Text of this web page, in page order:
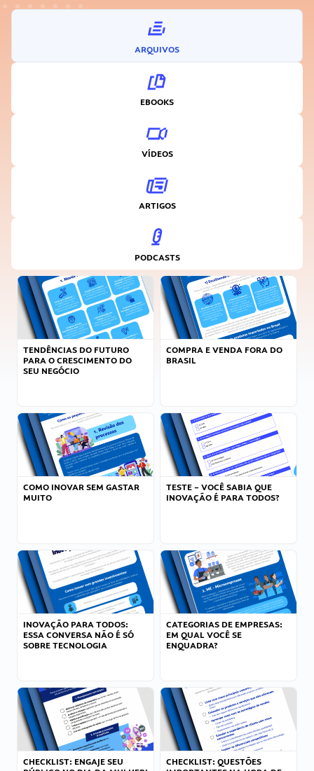
ARQUIVOS
EBOOKS
VÍDEOS
ARTIGOS
PODCASTS
TENDÊNCIAS DO FUTURO
PARA O CRESCIMENTO DO
SEU NEGÓCIO
COMPRA E VENDA FORA DO
BRASIL
COMO INOVAR SEM GASTAR
MUITO
TESTE – VOCÊ SABIA QUE
INOVAÇÃO É PARA TODOS?
INOVAÇÃO PARA TODOS:
ESSA CONVERSA NÃO É SÓ
SOBRE TECNOLOGIA
CATEGORIAS DE EMPRESAS:
EM QUAL VOCÊ SE
ENQUADRA?
CHECKLIST: ENGAJE SEU
CHECKLIST: QUESTÕES